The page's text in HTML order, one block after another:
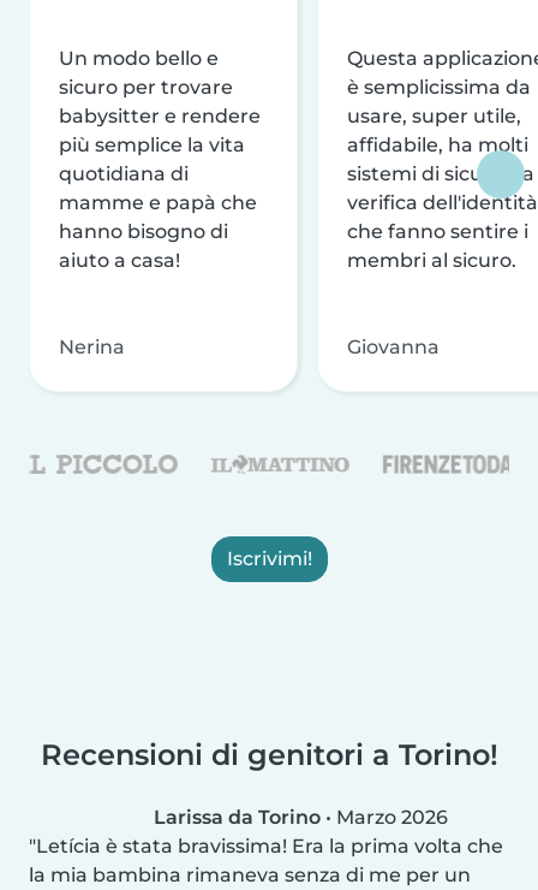
Un modo bello e
sicuro per trovare
babysitter e rendere
più semplice la vita
quotidiana di
mamme e papà che
hanno bisogno di
aiuto a casa!
Nerina
Questa
è semplicissima da
usare, super utile,
affidabile, ha molti
sistemi di sicurezza
verifica dell'identità
che fanno sentire i
membri al sicuro.
Giovanna
Iscrivimi!
Recensioni di genitori a Torino!
Larissa da Torino • Marzo 2026
Letícia è stata bravissima! Era la prima volta che
la mia bambina rimaneva senza di me per un